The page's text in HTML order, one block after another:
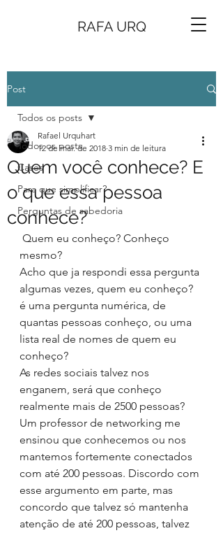
RAFA URQ
Post
Todos os posts
Cases
Para que simplificar?
Perguntas de sabedoria
Todos os posts
Quem você conhece? E
o que essa pessoa
conhece?
Rafael Urquhart
12 de mai. de 2018 3 min de leitura
mesmo?
Acho que ja respondi essa pergunta
algumas vezes, quem eu conheço?
é uma pergunta numérica, de
quantas pessoas conheço, ou uma
lista real de nomes de quem eu
conheço?
As redes sociais talvez nos
enganem, será que conheço
realmente mais de 2500 pessoas?
Um professor de networking me
ensinou que conhecemos ou nos
mantemos fortemente conectados
com até 200 pessoas. Discordo com
esse argumento em parte, mas
concordo que talvez só mantenha
atenção de até 200 pessoas, talvez